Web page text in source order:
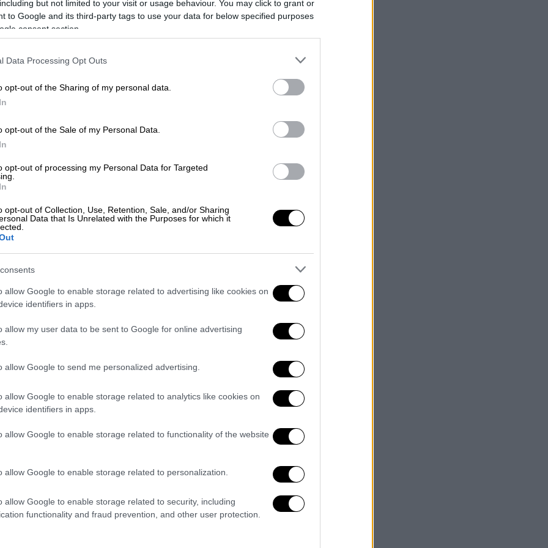
but not limited to your visit or usage behaviour. You may click to grant or
to Google and its third-party tags to use your data for below specified purposes
consent section.
Data Processing Opt Outs
opt-out of the Sharing of my personal data.
opt-out of the Sale of my Personal Data.
opt-out of processing my Personal Data for Targeted
opt-out of Collection, Use, Retention, Sale, and/or Sharing
Data that Is Unrelated with the Purposes for which it
allow Google to enable storage related to advertising like cookies on
identifiers in apps.
allow my user data to be sent to Google for online advertising
allow Google to send me personalized advertising.
allow Google to enable storage related to analytics like cookies on
identifiers in apps.
allow Google to enable storage related to functionality of the website
allow Google to enable storage related to personalization.
allow Google to enable storage related to security, including
functionality and fraud prevention, and other user protection.
video
εικόνες της επίθεσης που έλαβε
από τους περίοικους της
από τη φασαρία που άκουσαν,
δείχνουν ότι η κατάσταση σε οπαδικό
που εξέδωσαν, καταγγέλλουν τον
της Νίκαιας. «Χθες τα μεσάνυχτα
προσήλθε ασθενής
γιατροί εξυπηρετούσαν άλλα
άλλα άτομα για να κάνουν φασαρία.
του Νοσοκομείου και τα έκαναν
στο ξύλο ειδικευόμενο χειρουργό
μπουνιές, κλωτσιές κλπ. Σώθηκε επειδή
δόντια, μύτη και φέρει πολλαπλά
Νοσοκομείου Νίκαιας κος
από την Διοίκηση και τον εκλεκτό
κάνει και στο Νοσοκομείο Ερυθρός όταν
και ο Πολάκης; Κινδυνεύει η